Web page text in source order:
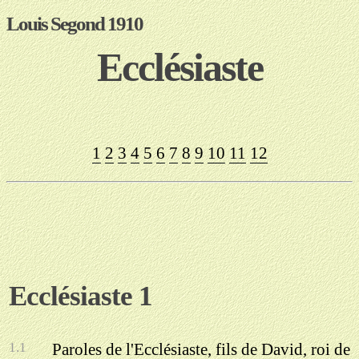
Louis Segond 1910
Ecclésiaste
1 2 3 4 5 6 7 8 9 10 11 12
Ecclésiaste 1
1.1 Paroles de l'Ecclésiaste, fils de David, roi de